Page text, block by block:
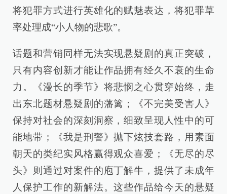
将犯罪方式进行英雄化的赋魅表达，将犯罪草
率处理成“小人物的悲歌”。
话题和营销同样无法实现悬疑剧的真正突破，
只有内容创新才能让作品拥有经久不衰的生命
力。《漫长的季节》将悲悯之心贯穿始终，走
出东北题材悬疑剧的藩篱；《不完美受害人》
保持对社会的深刻洞察，细致呈现人性中的可
能地带；《我是刑警》抛下炫技套路，用素面
朝天的类纪实风格赢得观众喜爱；《无尽的尽
头》则通过对案件的庖丁解牛，提供了未成年
人保护工作的新解法。这些作品给今天的悬疑